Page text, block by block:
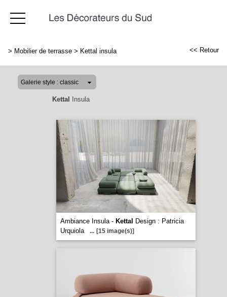
> Mobilier de terrasse > Kettal insula << Retour
Kettal Insula
Ambiance Insula - Kettal Design : Patricia
Urquiola
... [15 image(s)]